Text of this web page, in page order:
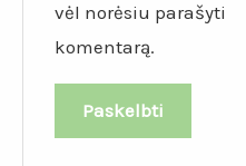
vėl norėsiu parašyti
komentarą.